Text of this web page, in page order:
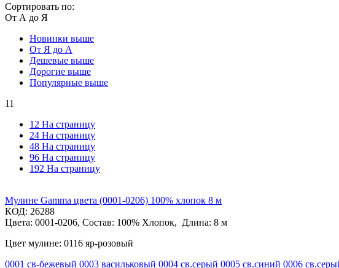
Сортировать по:
От А до Я
Новинки выше
От Я до А
Дешевые выше
Дорогие выше
Популярные выше
11
12 На страницу
24 На страницу
48 На страницу
96 На страницу
192 На страницу
Мулине Gamma цвета (0001-0206) 100% хлопок 8 м
КОД: 26288
Цвета: 0001-0206, Состав: 100% Хлопок, Длина: 8 м
Цвет мулине: 0116 яр-розовый
0001 св-бежевый 0003 васильковый 0004 св.серый 0005 св.синий 0006